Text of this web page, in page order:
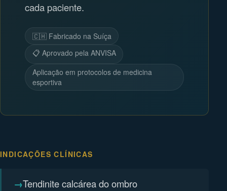
cada paciente.
🇨🇭 Fabricado na Suíça
📋 Aprovado pela ANVISA
Aplicação em protocolos de medicina
esportiva
INDICAÇÕES CLÍNICAS
Tendinite calcárea do ombro